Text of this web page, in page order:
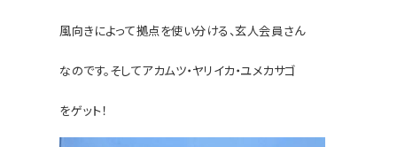
風向きによって拠点を使い分ける、玄人会員さん
なのです。そしてアカムツ・ヤリイカ・ユメカサゴ
をゲット！